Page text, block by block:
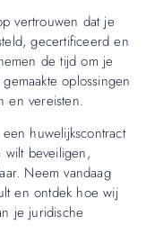
vertrouwen dat je
gecertificeerd en
de tijd om je
oplossingen
en vereisten.
huwelijkscontract
beveiligen,
Neem vandaag
en ontdek hoe wij
je juridische